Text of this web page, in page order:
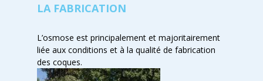
LA FABRICATION
L’osmose est principalement et majoritairement
liée aux conditions et à la qualité de fabrication
des coques.